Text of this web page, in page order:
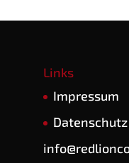
Links
Impres­sum
Daten­schutz